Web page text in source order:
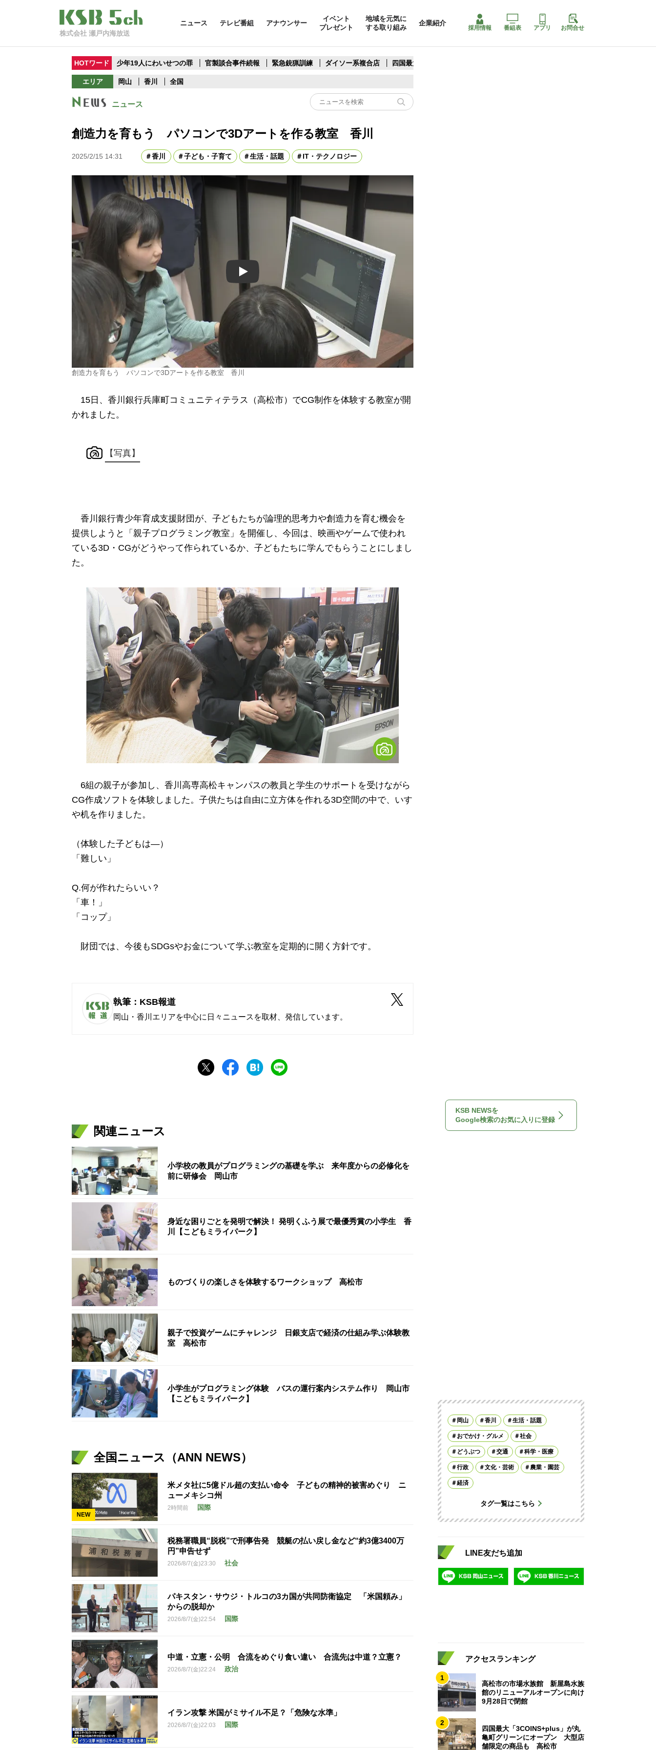
株式会社 瀬戸内海放送
ニュース テレビ番組 アナウンサー
イベント
プレゼント
地域を元気に
する取り組み
企業紹介
採用情報 番組表 アプリ お問合せ
HOTワード 少年19人にわいせつの罪 官製談合事件続報 緊急銃猟訓練 ダイソー系複合店 四国最大スリコ
エリア 岡山 香川 全国
ニュース
創造力を育もう パソコンで3Dアートを作る教室 香川
2025/2/15 14:31 香川 子ども・子育て 生活・話題 IT・テクノロジー
Play
創造力を育もう パソコンで3Dアートを作る教室 香川
15日、香川銀行兵庫町コミュニティテラス（高松市）でCG制作を体験する教室が開
かれました。
【写真】
香川銀行青少年育成支援財団が、子どもたちが論理的思考力や創造力を育む機会を
提供しようと「親子プログラミング教室」を開催し、今回は、映画やゲームで使われ
ている3D・CGがどうやって作られているか、子どもたちに学んでもらうことにしまし
た。
6組の親子が参加し、香川高専高松キャンパスの教員と学生のサポートを受けながら
CG作成ソフトを体験しました。子供たちは自由に立方体を作れる3D空間の中で、いす
や机を作りました。
（体験した子どもは―）
「難しい」
Q.何が作れたらいい？
「車！」
「コップ」
財団では、今後もSDGsやお金について学ぶ教室を定期的に開く方針です。
執筆：KSB報道
岡山・香川エリアを中心に日々ニュースを取材、発信しています。
関連ニュース
小学校の教員がプログラミングの基礎を学ぶ 来年度からの必修化を
前に研修会 岡山市
身近な困りごとを発明で解決！ 発明くふう展で最優秀賞の小学生 香
川【こどもミライパーク】
ものづくりの楽しさを体験するワークショップ 高松市
親子で投資ゲームにチャレンジ 日銀支店で経済の仕組み学ぶ体験教
室 高松市
小学生がプログラミング体験 バスの運行案内システム作り 岡山市
【こどもミライパーク】
全国ニュース（ANN NEWS）
NEW
米メタ社に5億ドル超の支払い命令 子どもの精神的被害めぐり ニ
ューメキシコ州
2時間前 国際
税務署職員“脱税”で刑事告発 競艇の払い戻し金など“約3億3400万
円”申告せず
2026/8/7(金)23:30 社会
パキスタン・サウジ・トルコの3カ国が共同防衛協定 「米国頼み」
からの脱却か
2026/8/7(金)22:54 国際
中道・立憲・公明 合流をめぐり食い違い 合流先は中道？立憲？
2026/8/7(金)22:24 政治
イラン攻撃 米国がミサイル不足？「危険な水準」
2026/8/7(金)22:03 国際
KSB NEWSを
Google検索のお気に入りに登録
岡山 香川 生活・話題
おでかけ・グルメ 社会
どうぶつ 交通 科学・医療
行政 文化・芸術 農業・園芸
経済
タグ一覧はこちら
LINE友だち追加
アクセスランキング
1
高松市の市場水族館 新屋島水族
館のリニューアルオープンに向け
9月28日で閉館
2
四国最大「3COINS+plus」が丸
亀町グリーンにオープン 大型店
舗限定の商品も 高松市